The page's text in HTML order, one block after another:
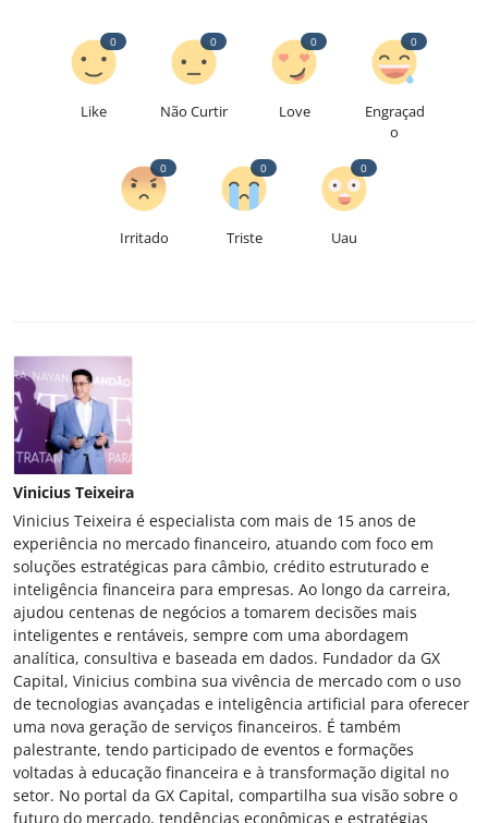
Like
0
Não Curtir
0
Love
0
Engraçad
o
0
Irritado
0
Triste
0
Uau
0
Vinicius Teixeira
Vinicius Teixeira é especialista com mais de 15 anos de
experiência no mercado financeiro, atuando com foco em
soluções estratégicas para câmbio, crédito estruturado e
inteligência financeira para empresas. Ao longo da carreira,
ajudou centenas de negócios a tomarem decisões mais
inteligentes e rentáveis, sempre com uma abordagem
analítica, consultiva e baseada em dados. Fundador da GX
Capital, Vinicius combina sua vivência de mercado com o uso
de tecnologias avançadas e inteligência artificial para oferecer
uma nova geração de serviços financeiros. É também
palestrante, tendo participado de eventos e formações
voltadas à educação financeira e à transformação digital no
setor. No portal da GX Capital, compartilha sua visão sobre o
futuro do mercado, tendências econômicas e estratégias